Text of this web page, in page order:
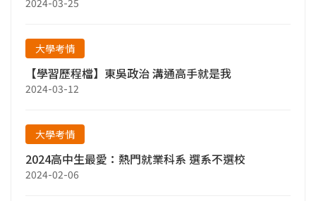
大學考情
【學習歷程檔】東吳政治 溝通高手就是我
2024-03-12
大學考情
2024高中生最愛：熱門就業科系 選系不選校
2024-02-06